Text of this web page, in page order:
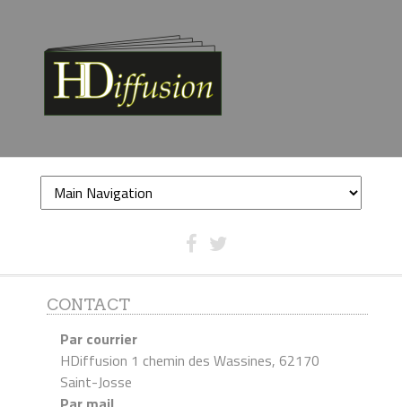
CONTACT
Par courrier
HDiffusion 1 chemin des Wassines, 62170
Saint-Josse